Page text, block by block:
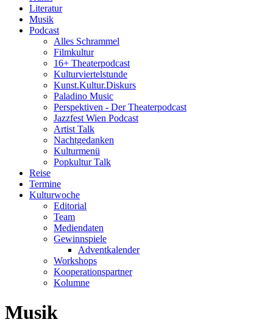
Literatur
Musik
Podcast
Alles Schrammel
Filmkultur
16+ Theaterpodcast
Kulturviertelstunde
Kunst.Kultur.Diskurs
Paladino Music
Perspektiven - Der Theaterpodcast
Jazzfest Wien Podcast
Artist Talk
Nachtgedanken
Kulturmenü
Popkultur Talk
Reise
Termine
Kulturwoche
Editorial
Team
Mediendaten
Gewinnspiele
Adventkalender
Workshops
Kooperationspartner
Kolumne
Musik